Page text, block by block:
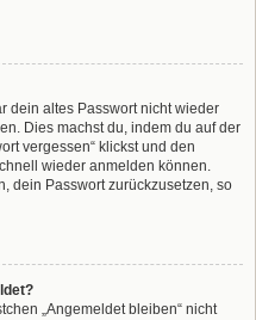
dein altes Passwort nicht wieder
Dies machst du, indem du auf der
vergessen“ klickst und den
wieder anmelden können.
dein Passwort zurückzusetzen, so
„Angemeldet bleiben“ nicht